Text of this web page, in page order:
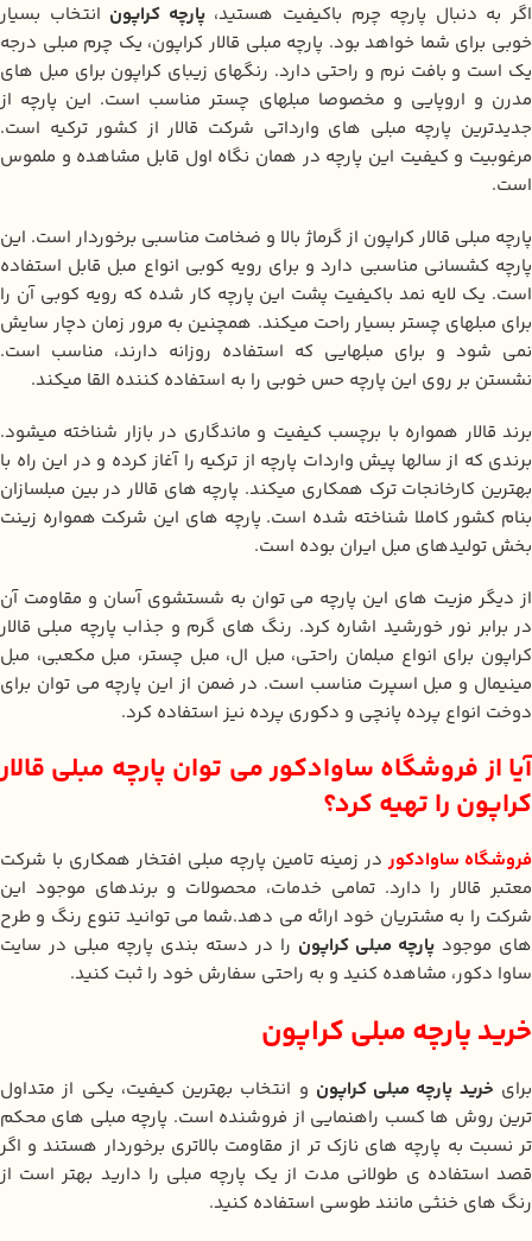
اگر به دنبال پارچه چرم باکیفیت هستید،پارچه کراپون انتخاب بسیار
خوبی برای شما خواهد بود. پارچه مبلی قالار کراپون، یک چرم مبلی درجه
یک است و بافت نرم و راحتی دارد. رنگهای زیبای کراپون برای مبل های
مدرن و اروپایی و مخصوصا مبلهای چستر مناسب است. این پارچه از
جدیدترین پارچه مبلی های وارداتی شرکت قالار از کشور ترکیه است.
مرغوبیت و کیفیت این پارچه در همان نگاه اول قابل مشاهده و ملموس
است.
پارچه مبلی قالار کراپون از گرماژ بالا و ضخامت مناسبی برخوردار است. این
پارچه کشسانی مناسبی دارد و برای رویه کوبی انواع مبل قابل استفاده
است. یک لایه نمد باکیفیت پشت این پارچه کار شده که رویه کوبی آن را
برای مبلهای چستر بسیار راحت میکند. همچنین به مرور زمان دچار سایش
نمی شود و برای مبلهایی که استفاده روزانه دارند، مناسب است.
نشستن بر روی این پارچه حس خوبی را به استفاده کننده القا میکند.
برند قالار همواره با برچسب کیفیت و ماندگاری در بازار شناخته میشود.
برندی که از سالها پیش واردات پارچه از ترکیه را آغاز کرده و در این راه با
بهترین کارخانجات ترک همکاری میکند. پارچه های قالار در بین مبلسازان
بنام کشور کاملا شناخته شده است. پارچه های این شرکت همواره زینت
بخش تولیدهای مبل ایران بوده است.
از دیگر مزیت های این پارچه می توان به شستشوی آسان و مقاومت آن
در برابر نور خورشید اشاره کرد. رنگ های گرم و جذاب پارچه مبلی قالار
کراپون برای انواع مبلمان راحتی، مبل ال، مبل چستر، مبل مکعبی، مبل
مینیمال و مبل اسپرت مناسب است. در ضمن از این پارچه می توان برای
دوخت انواع پرده پانچی و دکوری پرده نیز استفاده کرد.
آیا از فروشگاه ساوادکور می توان پارچه مبلی قالار
کراپون را تهیه کرد؟
فروشگاه ساوادکوردر زمینه تامین پارچه مبلی افتخار همکاری با شرکت
معتبر قالار را دارد. تمامی خدمات، محصولات و برندهای موجود این
شرکت را به مشتریان خود ارائه می دهد.شما می توانید تنوع رنگ و طرح
های موجود پارچه مبلی کراپون را در دسته بندی پارچه مبلی در سایت
ساوا دکور، مشاهده کنید و به راحتی سفارش خود را ثبت کنید.
خرید پارچه مبلی کراپون
برای خرید پارچه مبلی کراپون و انتخاب بهترین کیفیت، یکی از متداول
ترین روش ها کسب راهنمایی از فروشنده است. پارچه مبلی های محکم
تر نسبت به پارچه های نازک تر از مقاومت بالاتری برخوردار هستند و اگر
قصد استفاده ی طولانی مدت از یک پارچه مبلی را دارید بهتر است از
رنگ های خنثی مانند طوسی استفاده کنید.